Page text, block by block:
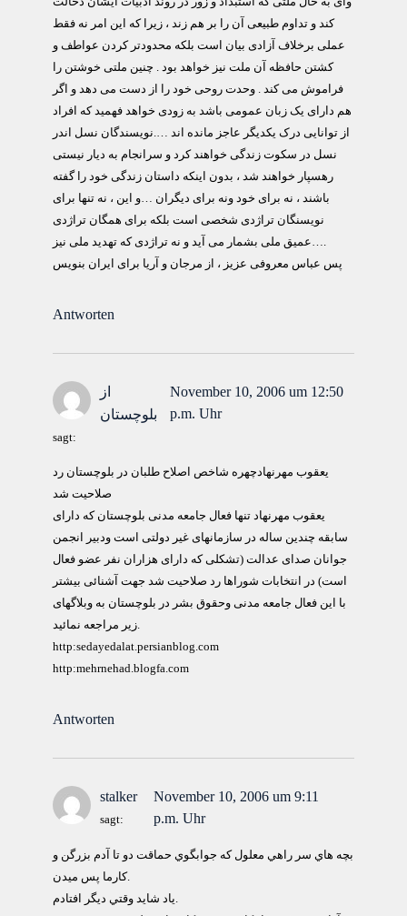
کند و تداوم طبیعی آن را بر هم زند ، زیرا که این امر نه فقط
عملی برخلاف آزادی بیان است بلکه محدودتر کردن عواطف و
کشتن حافظه آن ملت نیز خواهد بود . چنین ملتی خوشتن را
فراموش می کند . وحدت روحی خود را از دست می دهد و اگر
هم دارای یک زبان عمومی باشد به زودی خواهد فهمید که افراد
از توانایی درک یکدیگر عاجز مانده اند ….نویسندگان نسل اندر
نسل در سکوت زندگی خواهند کرد و سرانجام به دیار نیستی
رهسپار خواهند شد ، بدون اینکه داستان زندگی خود را گفته
باشند ، نه برای خود ونه برای دیگران …و این ، نه تنها برای
نویسنگان تراژدی شخصی است بلکه برای همگان تراژدی
عمیق ملی بشمار می آید و نه تراژدی که تهدید ملی نیز….
پس عباس معروفی عزیز ، از مرجان و آریا برای ایران بنویس
Antworten
از
بلوچستان
sagt:
November 10, 2006 um 12:50
p.m. Uhr
یعقوب مهرنهادچهره شاخص اصلاح طلبان در بلوچستان رد
صلاحیت شد
یعقوب مهرنهاد تنها فعال جامعه مدنی بلوچستان که دارای
سابقه چندین ساله در سازمانهای غیر دولتی است ودبیر انجمن
جوانان صدای عدالت (تشکلی که دارای هزاران نفر عضو فعال
است) در انتخابات شوراها رد صلاحیت شد جهت آشنائی بیشتر
با این فعال جامعه مدنی وحقوق بشر در بلوچستان به وبلاگهای
زیر مراجعه نمائید.
http:sedayedalat.persianblog.com
http:mehrnehad.blogfa.com
Antworten
stalker
sagt:
November 10, 2006 um 9:11
p.m. Uhr
بچه هاي سر راهي معلول كه جوابگوي حماقت دو تا آدم بزرگن و
كارما پس ميدن.